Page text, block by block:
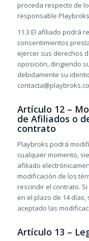
proceda respecto de
responsable
11.3 El afiliado podrá
consentimientos
ejercer sus derechos
oposición, dirigiendo
debidamente su
Artículo 12 –
de Afiliados o
contrato
Playbroks podrá
cualquier momento,
afiliado
modificación de los
rescindir el contrato.
en el plazo de 14
aceptado las
Artículo 13 –